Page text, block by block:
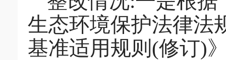
生态环境保护法律法
基准适用规则(修订)